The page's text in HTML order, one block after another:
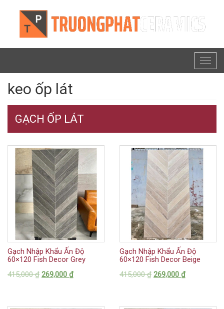
keo ốp lát
GẠCH ỐP LÁT
Gạch Nhập Khẩu Ấn Độ
60×120 Fish Decor Grey
415,000₫ 269,000 ₫
Gạch Nhập Khẩu Ấn Độ
60×120 Fish Decor Beige
415,000₫ 269,000 ₫